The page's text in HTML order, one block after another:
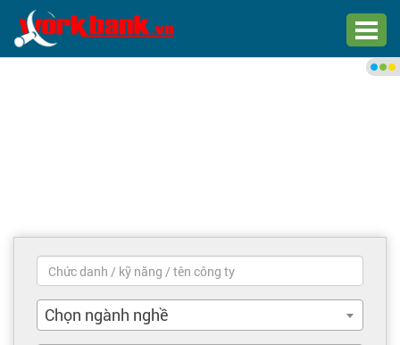
Trang chủ
Việc làm mới nhất
Chọn ngành nghề